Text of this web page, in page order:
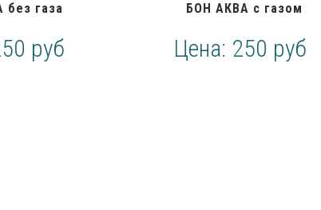
без газа
руб
БОН АКВА с газом
Цена: 250 руб